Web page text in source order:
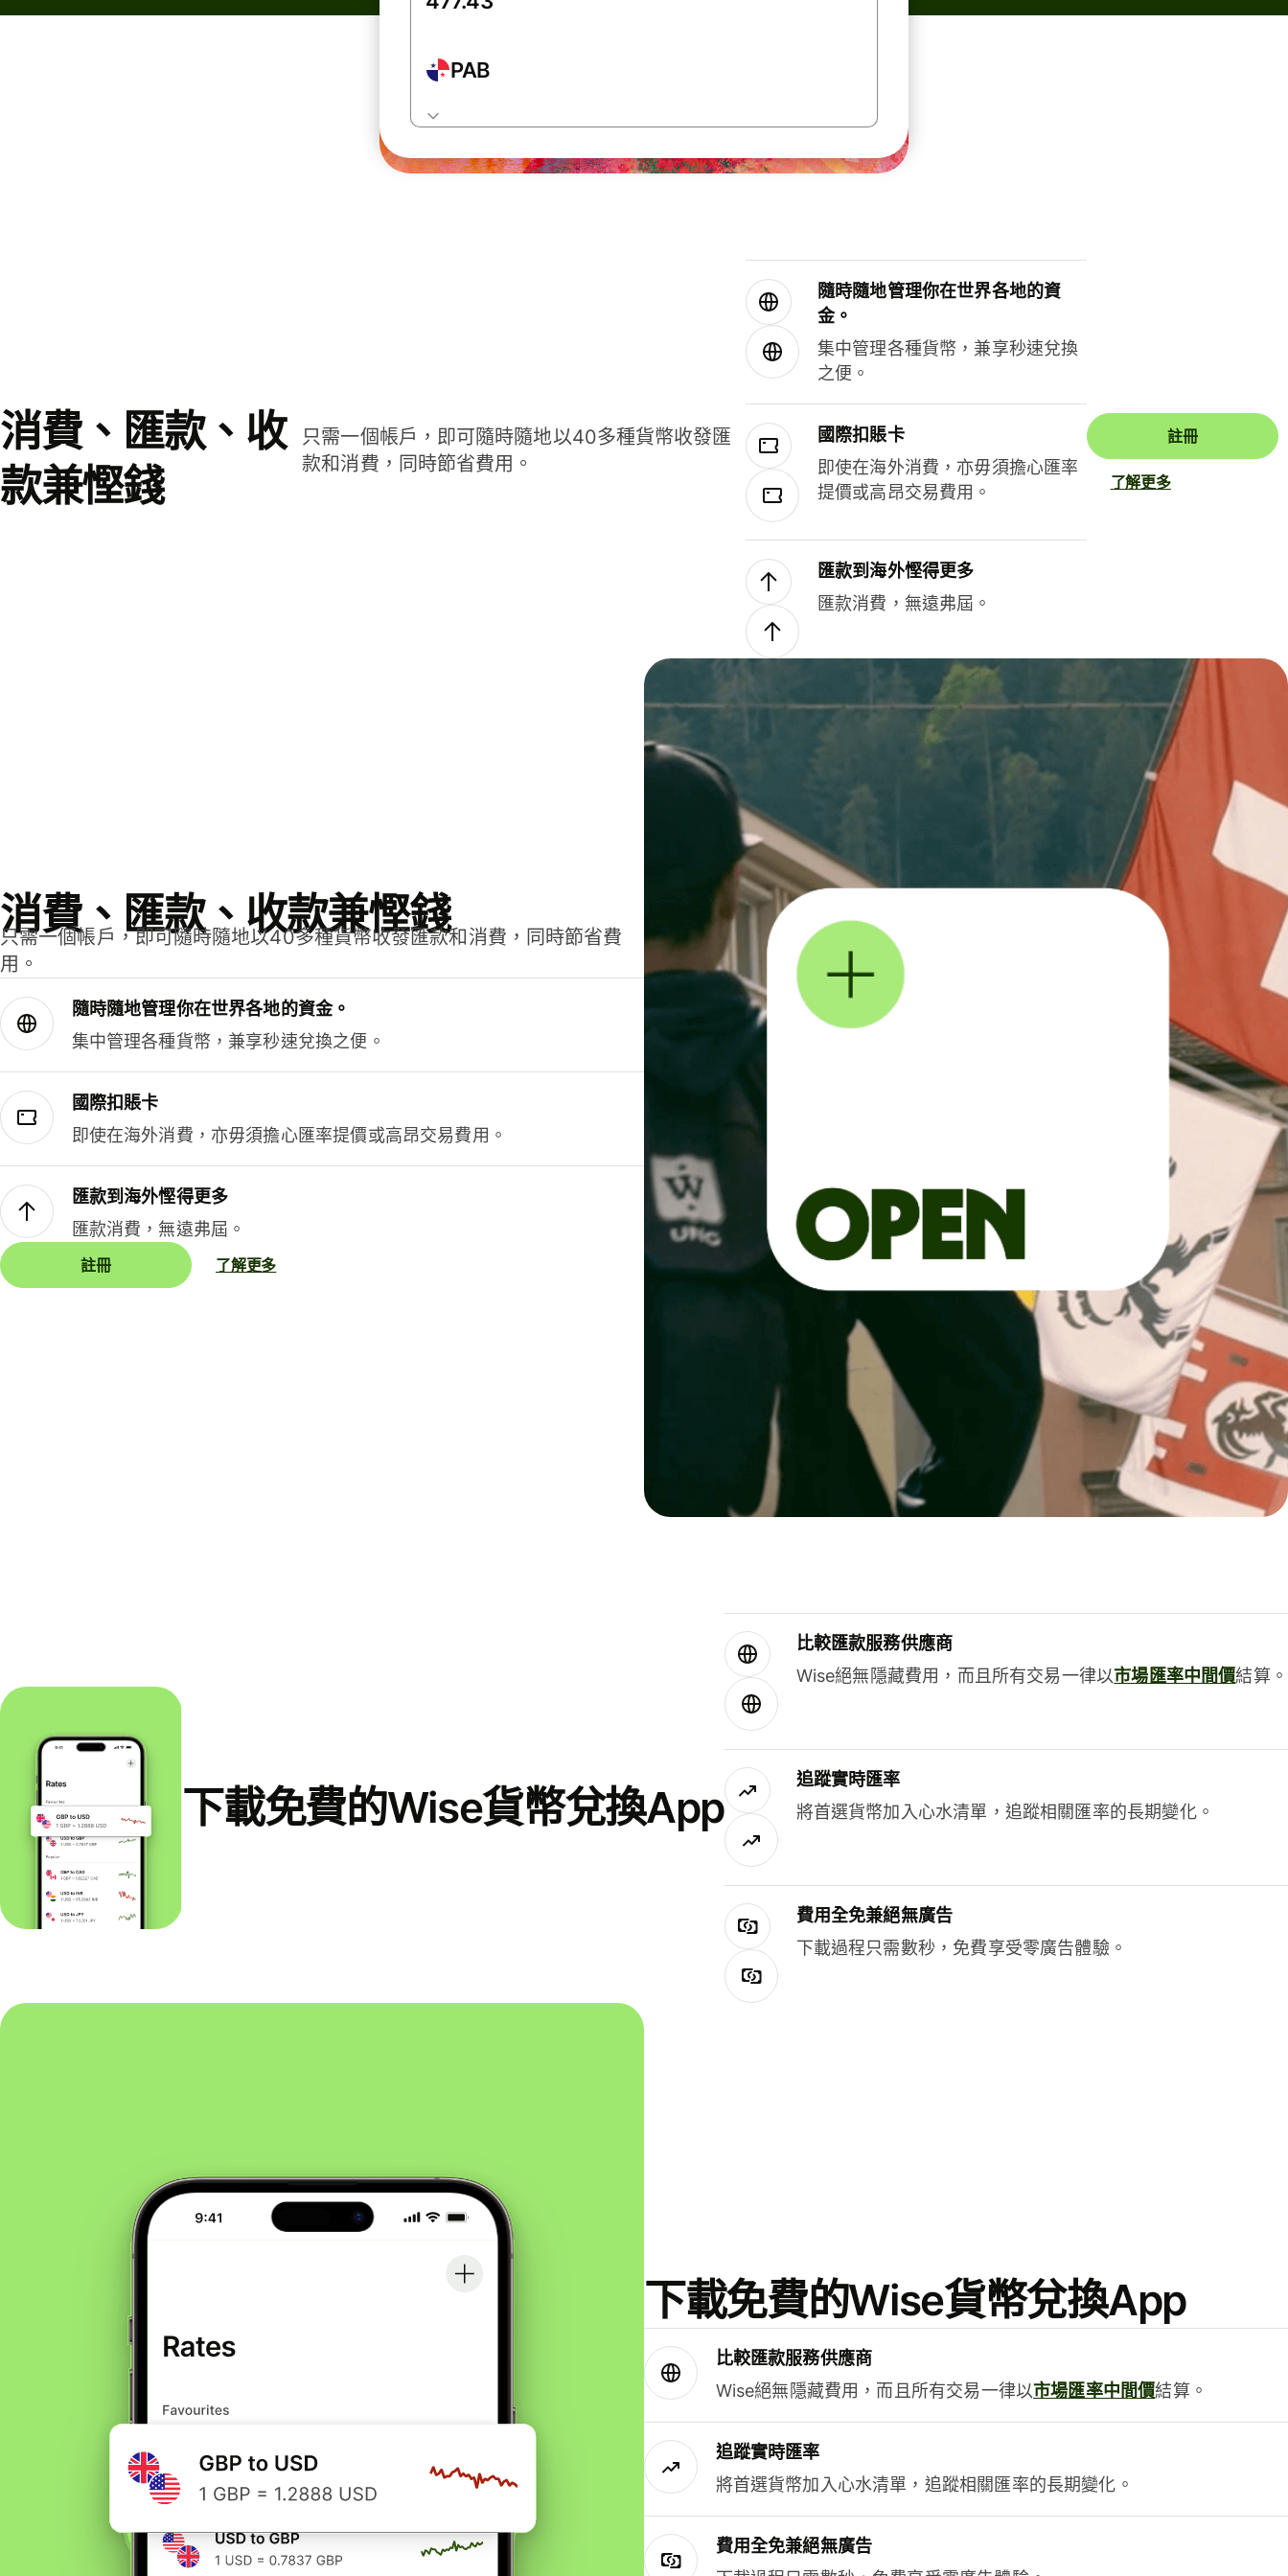
PAB
消費、匯款、收
款兼慳錢
只需一個帳戶，即可隨時隨地以40多種貨幣收發匯
款和消費，同時節省費用。
隨時隨地管理你在世界各地的資
金。
集中管理各種貨幣，兼享秒速兌換
之便。
國際扣賬卡
即使在海外消費，亦毋須擔心匯率
提價或高昂交易費用。
匯款到海外慳得更多
匯款消費，無遠弗屆。
註冊
了解更多
消費、匯款、收款兼慳錢
只需一個帳戶，即可隨時隨地以40多種貨幣收發匯款和消費，同時節省費
用。
隨時隨地管理你在世界各地的資金。
集中管理各種貨幣，兼享秒速兌換之便。
國際扣賬卡
即使在海外消費，亦毋須擔心匯率提價或高昂交易費用。
匯款到海外慳得更多
匯款消費，無遠弗屆。
註冊 了解更多
下載免費的Wise貨幣兌換App
比較匯款服務供應商
Wise絕無隱藏費用，而且所有交易一律以市場匯率中間價結算。
追蹤實時匯率
將首選貨幣加入心水清單，追蹤相關匯率的長期變化。
費用全免兼絕無廣告
下載過程只需數秒，免費享受零廣告體驗。
下載免費的Wise貨幣兌換App
比較匯款服務供應商
Wise絕無隱藏費用，而且所有交易一律以市場匯率中間價結算。
追蹤實時匯率
將首選貨幣加入心水清單，追蹤相關匯率的長期變化。
費用全免兼絕無廣告